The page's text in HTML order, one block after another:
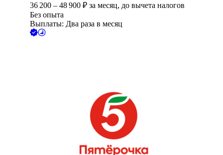
36 200 – 48 900 ₽ за месяц, до вычета налогов
Без опыта
Выплаты: Два раза в месяц